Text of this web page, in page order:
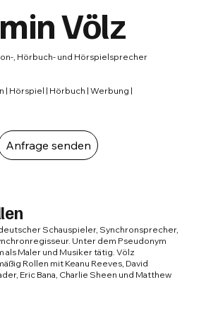
Völz
, Hörbuch- und Hörspielsprecher
| Hörspiel | Hörbuch | Werbung |
Anfrage senden
Schauspieler, Synchronsprecher,
Unter dem Pseudonym
als Maler und Musiker tätig. Völz
Rollen mit Keanu Reeves, David
Eric Bana, Charlie Sheen und Matthew